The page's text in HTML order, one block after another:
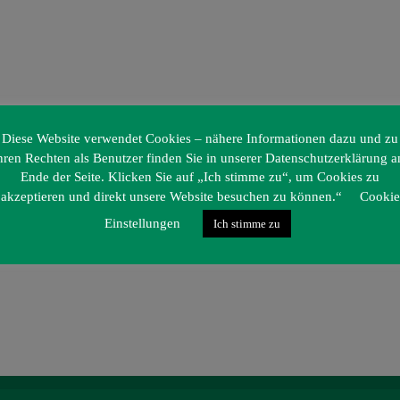
Diese Website verwendet Cookies – nähere Informationen dazu und zu
Rechten als Benutzer finden Sie in unserer Datenschutzerklärung
Ende der Seite. Klicken Sie auf „Ich stimme zu“, um Cookies zu
akzeptieren und direkt unsere Website besuchen zu können.“
Cookie
Einstellungen
Ich stimme zu